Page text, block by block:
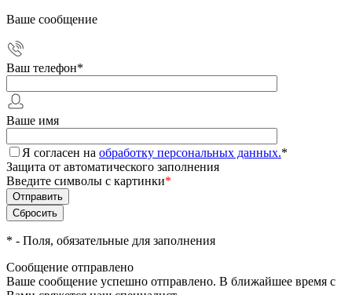
Ваше сообщение
Ваш телефон*
Ваше имя
Я согласен на обработку персональных данных.*
Защита от автоматического заполнения
Введите символы с картинки*
* - Поля, обязательные для заполнения
Сообщение отправлено
Ваше сообщение успешно отправлено. В ближайшее время с